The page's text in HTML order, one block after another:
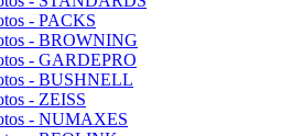
- PACKS
- BROWNING
- GARDEPRO
- BUSHNELL
- ZEISS
- NUMAXES